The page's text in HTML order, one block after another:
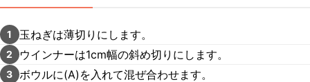
1 玉ねぎは薄切りにします。
2 ウインナーは1cm幅の斜め切りにします。
3 ボウルに(A)を入れて混ぜ合わせます。